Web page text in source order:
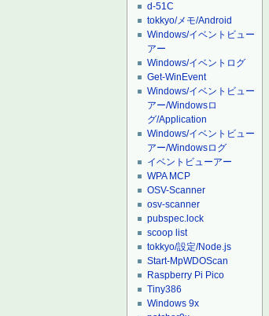
d-51C
tokkyo/メモ/Android
Windows/イベントビュー
アー
Windows/イベントログ
Get-WinEvent
Windows/イベントビュー
アー/Windowsロ
グ/Application
Windows/イベントビュー
アー/Windowsログ
イベントビューアー
WPA MCP
OSV-Scanner
osv-scanner
pubspec.lock
scoop list
tokkyo/設定/Node.js
Start-MpWDOScan
Raspberry Pi Pico
Tiny386
Windows 9x